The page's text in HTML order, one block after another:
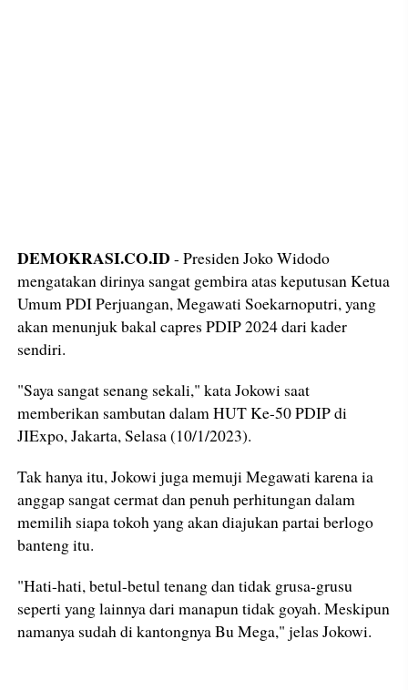
DEMOKRASI.CO.ID - Presiden Joko Widodo
mengatakan dirinya sangat gembira atas keputusan Ketua
Umum PDI Perjuangan, Megawati Soekarnoputri, yang
akan menunjuk bakal capres PDIP 2024 dari kader
sendiri.
"Saya sangat senang sekali," kata Jokowi saat
memberikan sambutan dalam HUT Ke-50 PDIP di
JIExpo, Jakarta, Selasa (10/1/2023).
Tak hanya itu, Jokowi juga memuji Megawati karena ia
anggap sangat cermat dan penuh perhitungan dalam
memilih siapa tokoh yang akan diajukan partai berlogo
banteng itu.
"Hati-hati, betul-betul tenang dan tidak grusa-grusu
seperti yang lainnya dari manapun tidak goyah. Meskipun
namanya sudah di kantongnya Bu Mega," jelas Jokowi.